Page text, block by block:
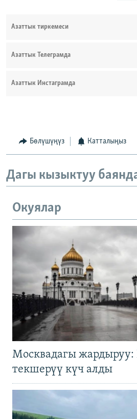
Азаттык тиркемеси
Азаттык Телеграмда
Азаттык Инстаграмда
Бөлүшүңүз Катталыңыз
Дагы кызыктуу
Окуялар
Москвадагы жардыруу:
текшерүү күч алды